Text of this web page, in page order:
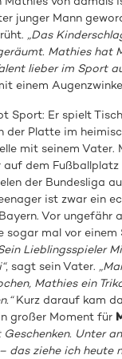
junger Mann
„Das
Mathies hat
lieber im Sport
einem
Sport: Er spielt
der Platte im
mit seinem Vater.
auf dem
der Bundesliga
ist zwar ein
Vor ungefähr
sogar mal vor einem
Lieblingsspieler
, sagt sein Vater.
Mathies ein
Kurz darauf kam
großer Moment für
Unter
das ziehe ich heute